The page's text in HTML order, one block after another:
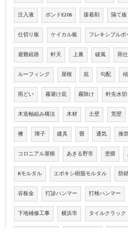
注入液 ボンドE206 接着剤 隔て板
仕切り板 ケイカル板 フレキシブルボ
避難経路 軒天 上裏 破風 雨
ルーフィング 屋根 庇 勾配
雨どい 霧避け庇 霧除け 軒先水切
木造軸組み構法 木材 土壁 荒壁
襖 障子 建具 畳 通気 換
コロニアル屋根 あきる野市 塗膜
Kモルタル エポキシ樹脂モルタル 防
谷板金 打診ハンマー 打検ハンマー
下地補修工事 横浜市 タイルクラック